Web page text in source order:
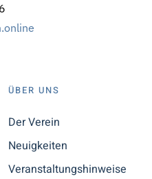
ÜBER UNS
Der Verein
Neuigkeiten
Veranstaltungshinweise